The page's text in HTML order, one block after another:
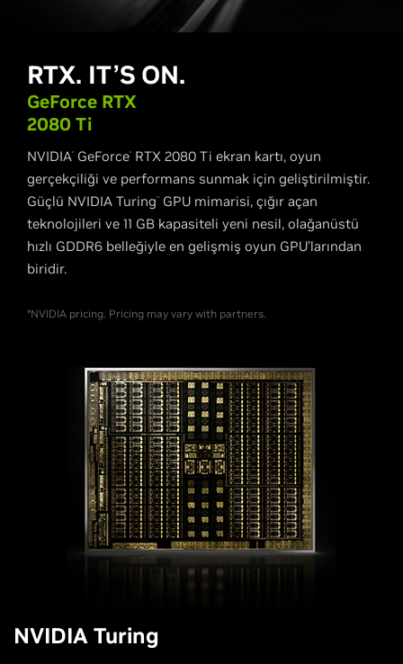
RTX. IT’S ON.
GeForce RTX
2080 Ti
NVIDIA® GeForce®
RTX 2080 Ti ekran kartı, oyun
gerçekçiliği ve performans sunmak için geliştirilmiştir.
Güçlü NVIDIA Turing ™GPU mimarisi, çığır açan
teknolojileri ve 11 GB kapasiteli yeni nesil, olağanüstü
hızlı GDDR6 belleğiyle en gelişmiş oyun GPU’larından
biridir.
*NVIDIA pricing. Pricing may vary with partners.
NVIDIA Turing